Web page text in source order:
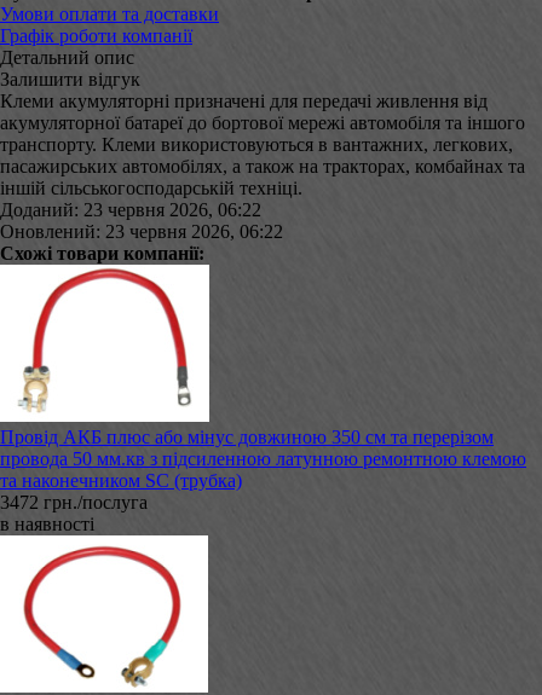
Умови оплати та доставки
Графік роботи компанії
Детальний опис
Залишити відгук
Клеми акумуляторні призначені для передачі живлення від
акумуляторної батареї до бортової мережі автомобіля та іншого
транспорту. Клеми використовуються в вантажних, легкових,
пасажирських автомобілях, а також на тракторах, комбайнах та
іншій сільськогосподарській техніці.
Доданий: 23 червня 2026, 06:22
Оновлений: 23 червня 2026, 06:22
Схожі товари компанії:
Провід АКБ плюс або мінус довжиною 350 см та перерізом
провода 50 мм.кв з підсиленною латунною ремонтною клемою
та наконечником SC (трубка)
3472 грн./послуга
в наявності